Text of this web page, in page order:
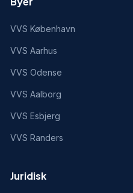
VVS København
VVS Aarhus
VVS Odense
VVS Aalborg
VVS Esbjerg
VVS Randers
Juridisk